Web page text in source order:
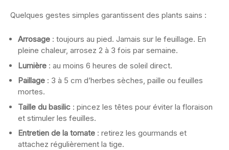
Quelques gestes simples garantissent des plants sains :
Arrosage : toujours au pied. Jamais sur le feuillage. En
pleine chaleur, arrosez 2 à 3 fois par semaine.
Lumière : au moins 6 heures de soleil direct.
Paillage : 3 à 5 cm d’herbes sèches, paille ou feuilles
mortes.
Taille du basilic : pincez les têtes pour éviter la floraison
et stimuler les feuilles.
Entretien de la tomate : retirez les gourmands et
attachez régulièrement la tige.